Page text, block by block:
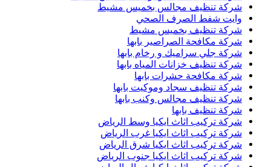
شركة تنظيف مجالس بخميس مشيط
وايت شفط الصرف الصحي
شركة تنظيف بخميس مشيط
شركة مكافحة الصراصير بابها
شركة جلي سراميك و رخام بابها
شركة تنظيف خزانات المياه بابها
شركة مكافحة حشرات بابها
شركة تنظيف سجاد وموكيت بابها
شركة تنظيف مجالس وكنب بابها
شركة تنظيف بابها
شركة تركيب اثاث ايكيا وسط الرياض
شركة تركيب اثاث ايكيا غرب الرياض
شركة تركيب اثاث ايكيا شرق الرياض
شركة تركيب اثاث ايكيا جنوب الرياض